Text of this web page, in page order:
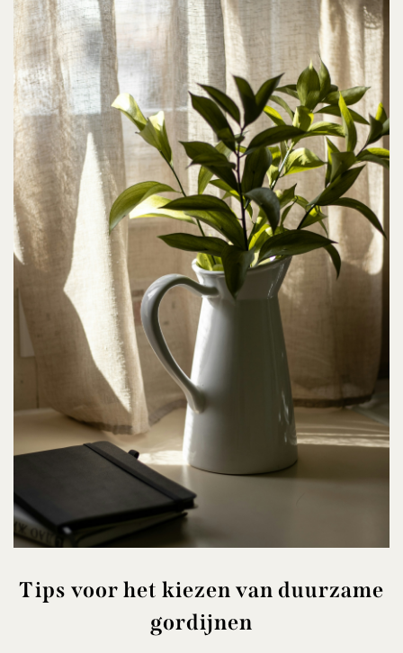
Tips voor het kiezen van duurzame
gordijnen